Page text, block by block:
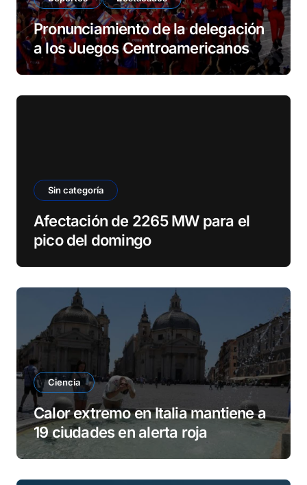
Pronunciamiento de la delegación
a los Juegos Centroamericanos
Sin categoría
Afectación de 2265 MW para el
pico del domingo
Ciencia
Calor extremo en Italia mantiene a
19 ciudades en alerta roja